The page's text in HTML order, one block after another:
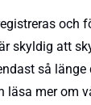
skyldig att
så
mer